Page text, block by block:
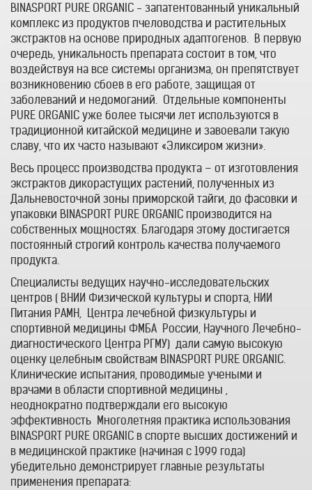
BINASPORT PURE ORGANIC - запатентованный уникальный
комплекс из продуктов пчеловодства и растительных
экстрактов на основе природных адаптогенов. В первую
очередь, уникальность препарата состоит в том, что
воздействуя на все системы организма, он препятствует
возникновению сбоев в его работе, защищая от
заболеваний и недомоганий. Отдельные компоненты
PURE ORGANIC уже более тысячи лет используются в
традиционной китайской медицине и завоевали такую
славу, что их часто называют «Эликсиром жизни».
Весь процесс производства продукта – от изготовления
экстрактов дикорастущих растений, полученных из
Дальневосточной зоны приморской тайги, до фасовки и
упаковки BINASPORT PURE ORGANIC производится на
собственных мощностях. Благодаря этому достигается
постоянный строгий контроль качества получаемого
продукта.
Специалисты ведущих научно-исследовательских
центров ( ВНИИ Физической культуры и спорта, НИИ
Питания РАМН, Центра лечебной физкультуры и
спортивной медицины ФМБА России, Научного Лечебно-
диагностического Центра РГМУ) дали самую высокую
оценку целебным свойствам BINASPORT PURE ORGANIC.
Клинические испытания, проводимые учеными и
врачами в области спортивной медицины ,
неоднократно подтверждали его высокую
эффективность Многолетняя практика использования
BINASPORT PURE ORGANIC в спорте высших достижений и
в медицинской практике (начиная с 1999 года)
убедительно демонстрирует главные результаты
применения препарата: